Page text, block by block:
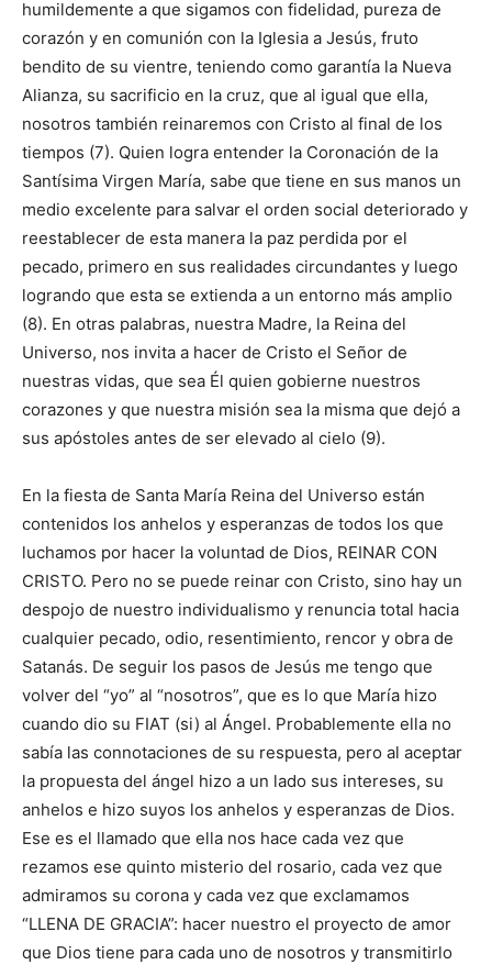
humildemente a que sigamos con fidelidad, pureza de
corazón y en comunión con la Iglesia a Jesús, fruto
bendito de su vientre, teniendo como garantía la Nueva
Alianza, su sacrificio en la cruz, que al igual que ella,
nosotros también reinaremos con Cristo al final de los
tiempos (7). Quien logra entender la Coronación de la
Santísima Virgen María, sabe que tiene en sus manos un
medio excelente para salvar el orden social deteriorado y
reestablecer de esta manera la paz perdida por el
pecado, primero en sus realidades circundantes y luego
logrando que esta se extienda a un entorno más amplio
(8). En otras palabras, nuestra Madre, la Reina del
Universo, nos invita a hacer de Cristo el Señor de
nuestras vidas, que sea Él quien gobierne nuestros
corazones y que nuestra misión sea la misma que dejó a
sus apóstoles antes de ser elevado al cielo (9).
En la fiesta de Santa María Reina del Universo están
contenidos los anhelos y esperanzas de todos los que
luchamos por hacer la voluntad de Dios, REINAR CON
CRISTO. Pero no se puede reinar con Cristo, sino hay un
despojo de nuestro individualismo y renuncia total hacia
cualquier pecado, odio, resentimiento, rencor y obra de
Satanás. De seguir los pasos de Jesús me tengo que
volver del “yo” al “nosotros”, que es lo que María hizo
cuando dio su FIAT (si) al Ángel. Probablemente ella no
sabía las connotaciones de su respuesta, pero al aceptar
la propuesta del ángel hizo a un lado sus intereses, su
anhelos e hizo suyos los anhelos y esperanzas de Dios.
Ese es el llamado que ella nos hace cada vez que
rezamos ese quinto misterio del rosario, cada vez que
admiramos su corona y cada vez que exclamamos
“LLENA DE GRACIA”: hacer nuestro el proyecto de amor
que Dios tiene para cada uno de nosotros y transmitirlo